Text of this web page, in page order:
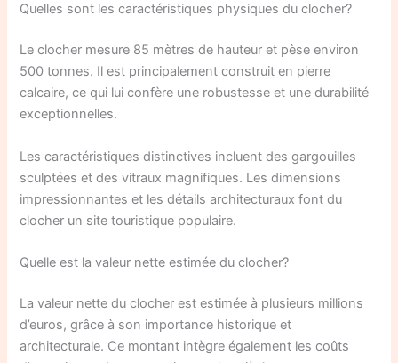
Quelles sont les caractéristiques physiques du clocher?
Le clocher mesure 85 mètres de hauteur et pèse environ
500 tonnes. Il est principalement construit en pierre
calcaire, ce qui lui confère une robustesse et une durabilité
exceptionnelles.
Les caractéristiques distinctives incluent des gargouilles
sculptées et des vitraux magnifiques. Les dimensions
impressionnantes et les détails architecturaux font du
clocher un site touristique populaire.
Quelle est la valeur nette estimée du clocher?
La valeur nette du clocher est estimée à plusieurs millions
d’euros, grâce à son importance historique et
architecturale. Ce montant intègre également les coûts